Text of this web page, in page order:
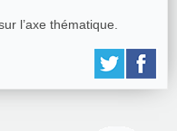
l’axe thématique.